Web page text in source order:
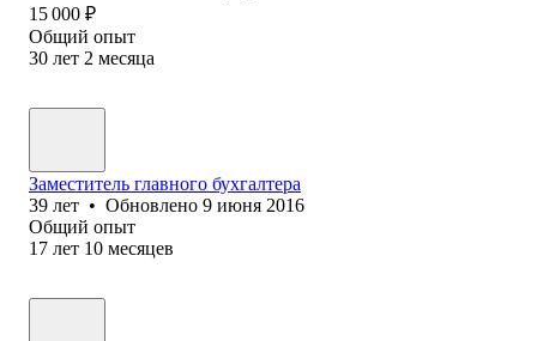
15 000 ₽
Общий опыт
30 лет 2 месяца
Заместитель главного бухгалтера
39 лет • Обновлено 9 июня 2016
Общий опыт
17 лет 10 месяцев